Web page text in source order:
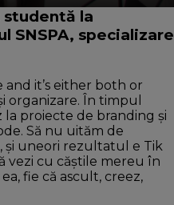
studentă la
SNSPA, specializare
it’s either both or
organizare. În timpul
proiecte de branding și
Să nu uităm de
şi uneori rezultatul e Tik
vezi cu căştile mereu în
fie că ascult, creez,